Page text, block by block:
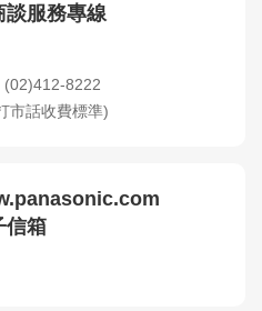
談服務專線
(02)412-8222
市話收費標準)
信箱